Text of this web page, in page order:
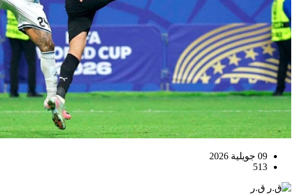
09 جويلية 2026
513
ق.ر